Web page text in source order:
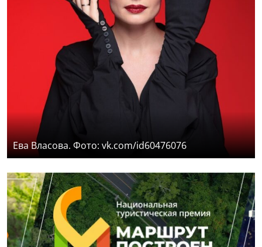
Ева Власова. Фото: vk.com/id60476076